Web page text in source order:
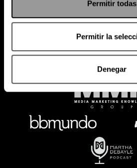
Permitir todas
Permitir la
Denegar
SACA TU ID